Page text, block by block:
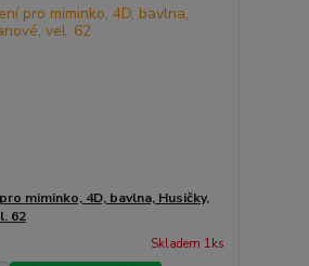
miminko, 4D, bavlna, Husičky,
62
Skladem 1ks